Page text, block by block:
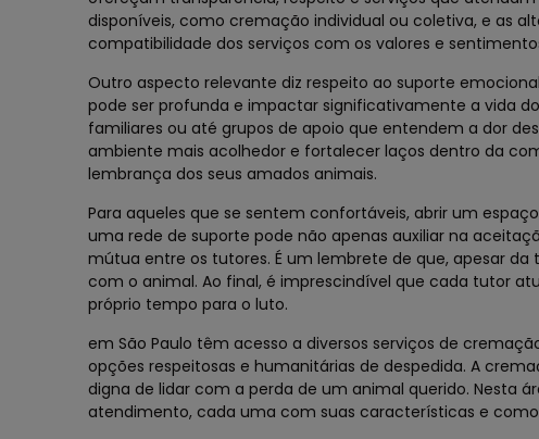
disponíveis, como cremação individual ou coletiva, e as
compatibilidade dos serviços com os valores e
Outro aspecto relevante diz respeito ao suporte
pode ser profunda e impactar significativamente a vida
familiares ou até grupos de apoio que entendem a dor
ambiente mais acolhedor e fortalecer laços dentro da
lembrança dos seus amados animais.
Para aqueles que se sentem confortáveis, abrir um
uma rede de suporte pode não apenas auxiliar na
mútua entre os tutores. É um lembrete de que, apesar
com o animal. Ao final, é imprescindível que cada tutor
próprio tempo para o luto.
em São Paulo têm acesso a diversos serviços de
opções respeitosas e humanitárias de despedida. A
digna de lidar com a perda de um animal querido. Nesta
atendimento, cada uma com suas características e